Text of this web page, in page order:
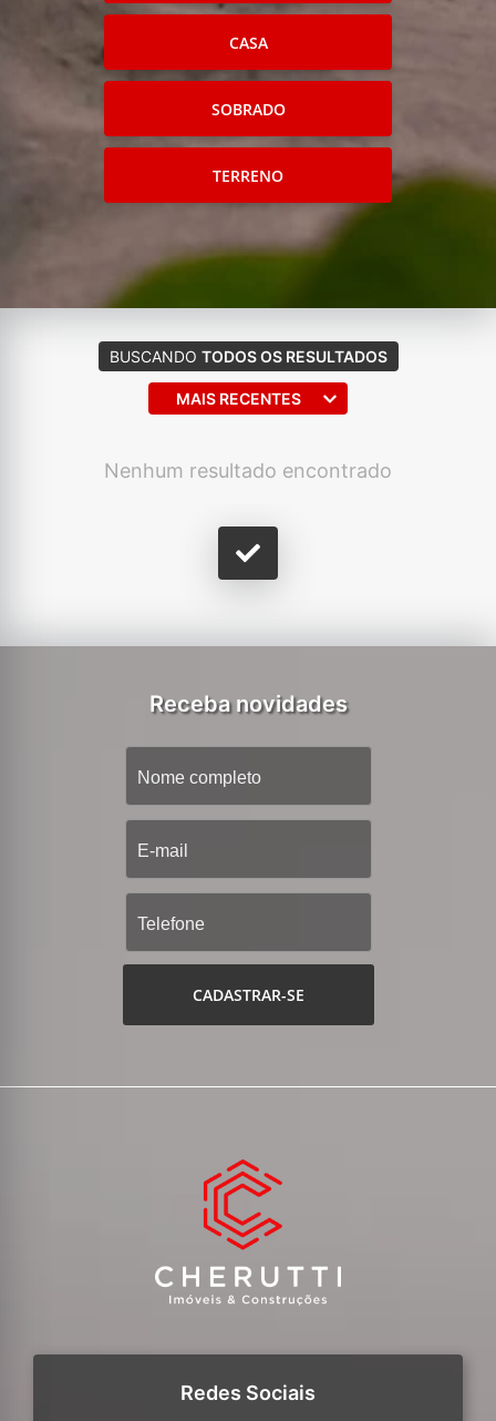
CASA
SOBRADO
TERRENO
BUSCANDO TODOS OS RESULTADOS
MAIS RECENTES
Nenhum resultado encontrado
Receba novidades
CADASTRAR-SE
Redes Sociais